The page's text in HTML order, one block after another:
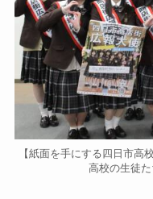
【紙面を手にする四日市高
高校の生徒た